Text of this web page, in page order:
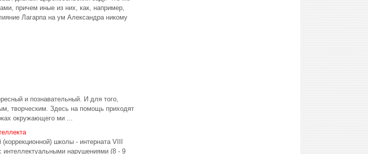
причем иные из них, как, например,
Лагарпа на ум Александра никому
и познавательный. И для того,
творческим. Здесь на помощь приходят
окружающего ми ...
школы - интерната VIII
интеллектуальными нарушениями (8 - 9